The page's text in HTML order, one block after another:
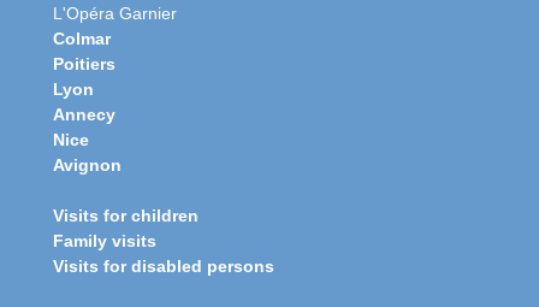
L'Opéra Garnier
Colmar
Poitiers
Lyon
Annecy
Nice
Avignon
Visits for children
Family visits
Visits for disabled persons